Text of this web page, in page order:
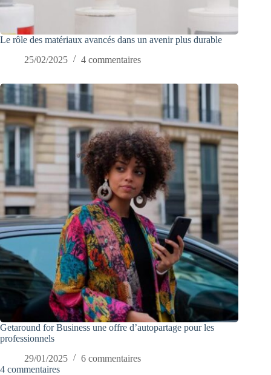
Le rôle des matériaux avancés dans un avenir plus durable
25/02/2025
4 commentaires
Getaround for Business une offre d’autopartage pour les
professionnels
29/01/2025
6 commentaires
4 commentaires